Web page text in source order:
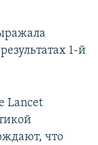
1-й
Lancet
что